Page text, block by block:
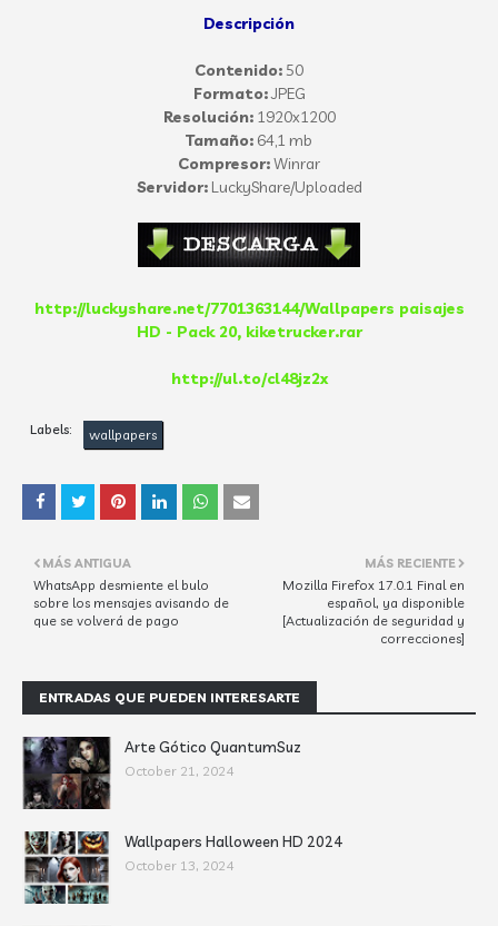
Descripción
Contenido: 50
Formato:JPEG
Resolución:1920x1200
Tamaño: 64,1 mb
Compresor:Winrar
Servidor:LuckyShare/Uploaded
http://luckyshare.net/7701363144/Wallpapers paisajes
HD - Pack 20, kiketrucker.rar
http://ul.to/cl48jz2x
Labels: wallpapers
MÁS RECIENTE
Mozilla Firefox 17.0.1 Final en
español, ya disponible
[Actualización de seguridad y
correcciones]
MÁS ANTIGUA
WhatsApp desmiente el bulo
sobre los mensajes avisando de
que se volverá de pago
ENTRADAS QUE PUEDEN INTERESARTE
Arte Gótico QuantumSuz
October 21, 2024
Wallpapers Halloween HD 2024
October 13, 2024